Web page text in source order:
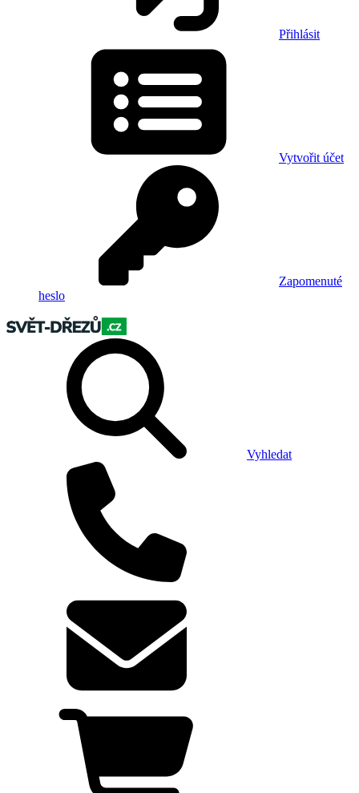
Přihlásit
Vytvořit účet
Zapomenuté
heslo
Vyhledat